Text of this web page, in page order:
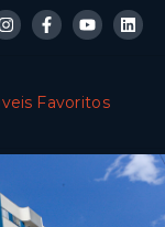
Favoritos